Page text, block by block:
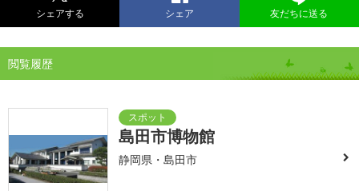
シェアする シェア 友だちに送る
閲覧履歴
島田市博物館
静岡県・島田市